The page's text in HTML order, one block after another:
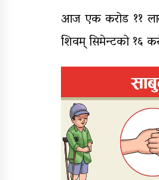
आज एक करोड ११ लाख
शिवम् सिमेन्टको १६